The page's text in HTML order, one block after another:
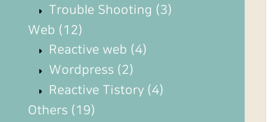
Trouble Shooting (3)
Web (12)
Reactive web (4)
Wordpress (2)
Reactive Tistory (4)
Others (19)